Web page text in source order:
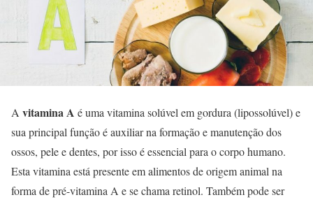
A vitamina A é uma vitamina solúvel em gordura (lipossolúvel) e
sua principal função é auxiliar na formação e manutenção dos
ossos, pele e dentes, por isso é essencial para o corpo humano.
Esta vitamina está presente em alimentos de origem animal na
forma de pré-vitamina A e se chama retinol. Também pode ser